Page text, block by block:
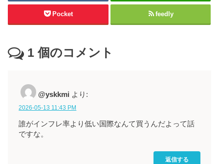
Pocket feedly
1 個のコメント
@yskkmi より:
2026-05-13 11:43 PM
誰がインフレ率より低い国際なんて買うんだよって話
ですな。
返信する